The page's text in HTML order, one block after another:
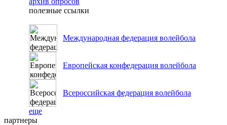
полезные ссылки
Международная федерация волейбола
Европейская конфедерация волейбола
Всероссийская федерация волейбола
еще
партнеры